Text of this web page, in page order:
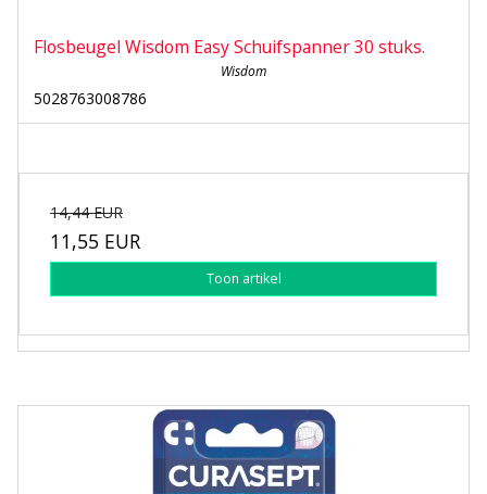
Flosbeugel Wisdom Easy Schuifspanner 30 stuks.
Wisdom
5028763008786
14,44 EUR
11,55 EUR
Toon artikel